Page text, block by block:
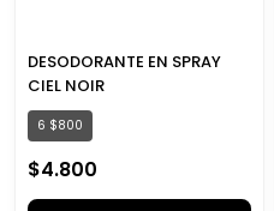
DESODORANTE EN SPRAY
CIEL NOIR
6 $800
$4.800